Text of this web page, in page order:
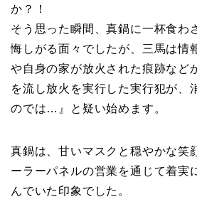
か？！
そう思った瞬間、真鍋に一杯食わ
悔しがる面々でしたが、三馬は情
や自身の家が放火された痕跡など
を流し放火を実行した実行犯が、
のでは…』と疑い始めます。
真鍋は、甘いマスクと穏やかな笑
ーラーパネルの営業を通じて着実
んでいた印象でした。